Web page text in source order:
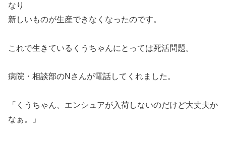
なり
新しいものが生産できなくなったのです。
これで生きているくうちゃんにとっては死活問題。
病院・相談部のNさんが電話してくれました。
「くうちゃん、エンシュアが入荷しないのだけど大丈夫か
なぁ。」